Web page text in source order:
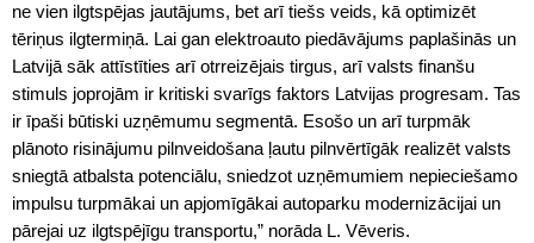
ne vien ilgtspējas jautājums, bet arī tiešs veids, kā optimizēt
tēriņus ilgtermiņā. Lai gan elektroauto piedāvājums paplašinās un
Latvijā sāk attīstīties arī otrreizējais tirgus, arī valsts finanšu
stimuls joprojām ir kritiski svarīgs faktors Latvijas progresam. Tas
ir īpaši būtiski uzņēmumu segmentā. Esošo un arī turpmāk
plānoto risinājumu pilnveidošana ļautu pilnvērtīgāk realizēt valsts
sniegtā atbalsta potenciālu, sniedzot uzņēmumiem nepieciešamo
impulsu turpmākai un apjomīgākai autoparku modernizācijai un
pārejai uz ilgtspējīgu transportu,” norāda L. Vēveris.